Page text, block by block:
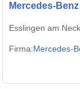
Mercedes-
Esslingen am
Firma:Mercedes-